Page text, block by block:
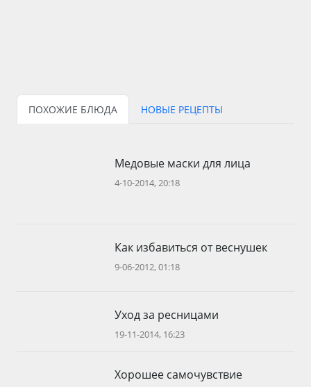
ПОХОЖИЕ БЛЮДА НОВЫЕ РЕЦЕПТЫ
Медовые маски для лица
4-10-2014, 20:18
Как избавиться от веснушек
9-06-2012, 01:18
Уход за ресницами
19-11-2014, 16:23
Хорошее самочувствие